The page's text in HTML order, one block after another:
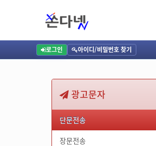
단문 전송, 그룹 문자보내기, 엑셀 개별 문자, 광고 문자, 발
편리한 그룹 선택: 전화번호부 그룹을 간편하게 선택하여 단
로그인 아이디/비밀번호 찾기
광고문자
단문전송
장문전송